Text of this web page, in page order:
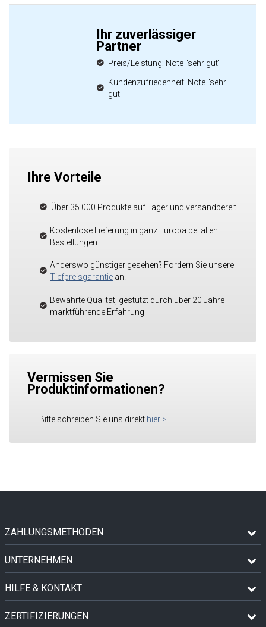
Ihr zuverlässiger
Partner
Preis/Leistung: Note "sehr gut"
Kundenzufriedenheit: Note "sehr
gut"
Ihre Vorteile
Über 35.000 Produkte auf Lager und versandbereit
Kostenlose Lieferung in ganz Europa bei allen
Bestellungen
Anderswo günstiger gesehen? Fordern Sie unsere
Tiefpreisgarantie an!
Bewährte Qualität, gestützt durch über 20 Jahre
marktführende Erfahrung
Vermissen Sie
Produktinformationen?
Bitte schreiben Sie uns direkt hier >
ZAHLUNGSMETHODEN
UNTERNEHMEN
HILFE & KONTAKT
ZERTIFIZIERUNGEN